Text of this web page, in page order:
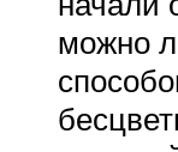
можно